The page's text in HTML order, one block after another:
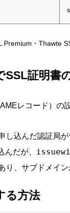
・Thawte
証明書
レコード）の
し込んだ認証局
だが、
り、サブドメイ
る方法